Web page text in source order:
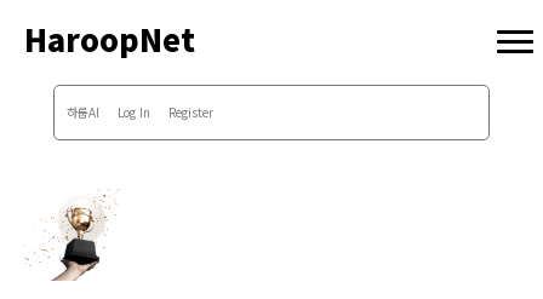
HaroopNet
하룹AI Log In Register